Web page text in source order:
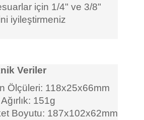
için 1/4" ve 3/8"
iyileştirmeniz
Veriler
Ölçüleri: 118x25x66mm
151g
Boyutu: 187x102x62mm